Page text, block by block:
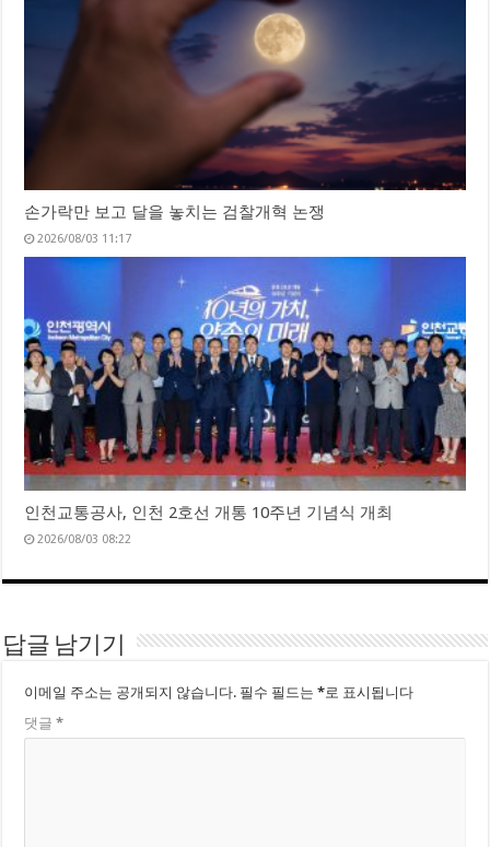
손가락만 보고 달을 놓치는 검찰개혁 논쟁
2026/08/03 11:17
인천교통공사, 인천 2호선 개통 10주년 기념식 개최
2026/08/03 08:22
답글 남기기
이메일 주소는 공개되지 않습니다. 필수 필드는*로 표시됩니다
댓글*